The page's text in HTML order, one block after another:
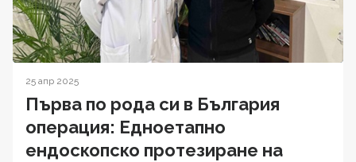
25 апр 2025
Първа по рода си в България
операция: Едноетапно
ендоскопско протезиране на